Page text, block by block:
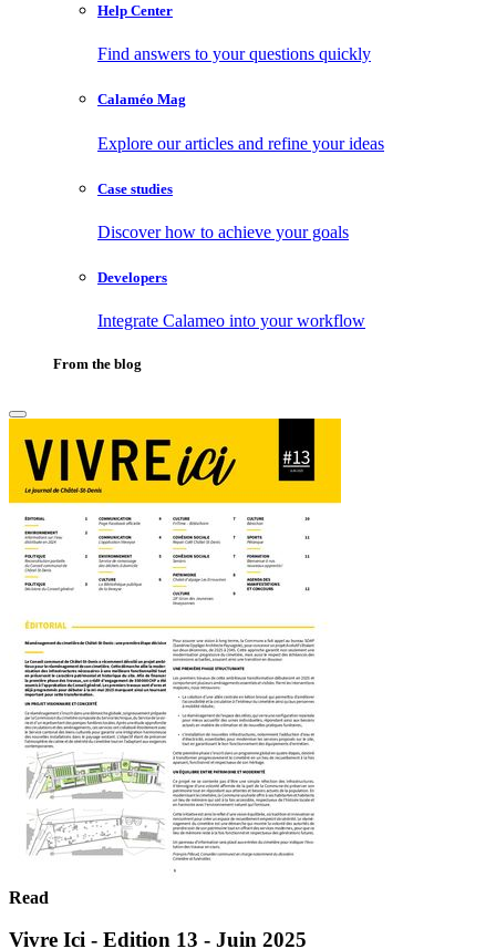
Help Center
Find answers to your questions quickly
Calaméo Mag
Explore our articles and refine your ideas
Case studies
Discover how to achieve your goals
Developers
Integrate Calameo into your workflow
From the blog
Read
Vivre Ici - Edition 13 - Juin 2025